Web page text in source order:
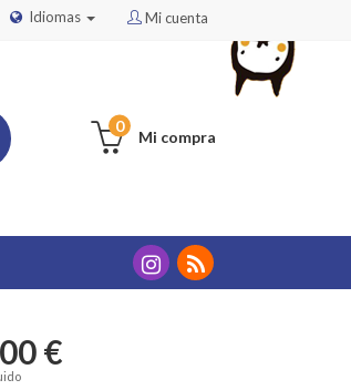
Mi cuenta
Idiomas
Mi compra
0
€